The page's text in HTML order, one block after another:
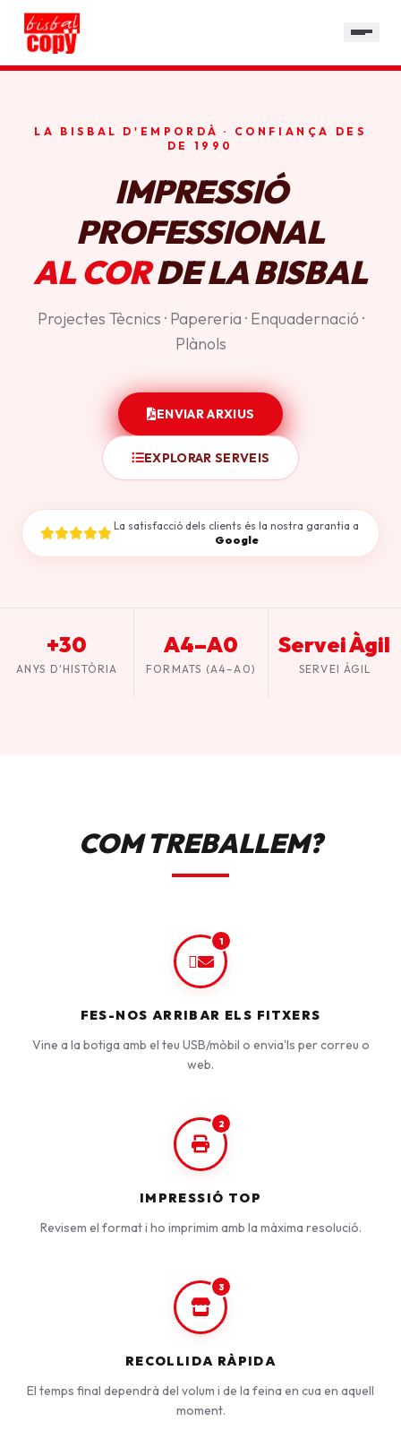
HORARI
LA BISBAL D'EMPORDÀ · CONFIANÇA DES
DE 1990
IMPRESSIÓ
PROFESSIONAL
AL CORDE LA BISBAL
Projectes Tècnics · Papereria · Enquadernació ·
Plànols
ENVIAR ARXIUS
EXPLORAR SERVEIS
La satisfacció dels clients és la nostra garantia a
Google
+30
ANYS D'HISTÒRIA
A4–A0
FORMATS (A4–A0)
Servei Àgil
SERVEI ÀGIL
COM TREBALLEM?
1
FES-NOS ARRIBAR ELS FITXERS
Vine a la botiga amb el teu USB/mòbil o envia'ls per correu o
web.
2
IMPRESSIÓ TOP
Revisem el format i ho imprimim amb la màxima resolució.
3
RECOLLIDA RÀPIDA
El temps final dependrà del volum i de la feina en cua en aquell
moment.